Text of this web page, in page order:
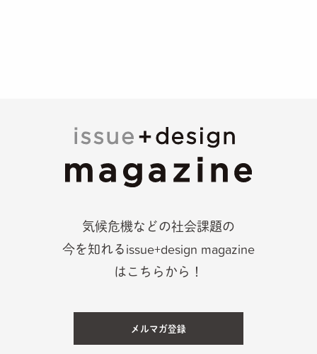
気候危機などの社会課題の
今を知れるissue+design magazine
はこちらから！
メルマガ登録